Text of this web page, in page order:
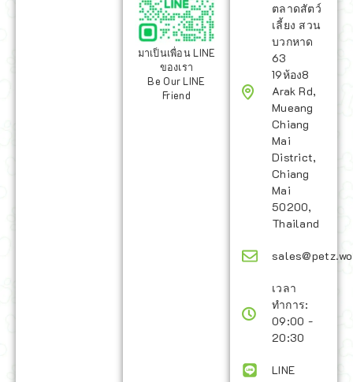
มาเป็นเพื่อน LINE
ของเรา
Be Our LINE
Friend
ตลาดสัตว์
เลี้ยง สวน
บวกหาด
63
19ห้อง8
Arak Rd,
Mueang
Chiang
Mai
District,
Chiang
Mai
50200,
Thailand
เวลา
ทำการ:
09:00 -
20:30
LINE